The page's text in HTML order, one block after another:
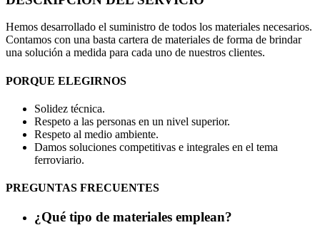
Hemos desarrollado el suministro de todos los materiales necesarios.
Contamos con una basta cartera de materiales de forma de brindar
una solución a medida para cada uno de nuestros clientes.
PORQUE ELEGIRNOS
Solidez técnica.
Respeto a las personas en un nivel superior.
Respeto al medio ambiente.
Damos soluciones competitivas e integrales en el tema
ferroviario.
PREGUNTAS FRECUENTES
¿Qué tipo de materiales emplean?